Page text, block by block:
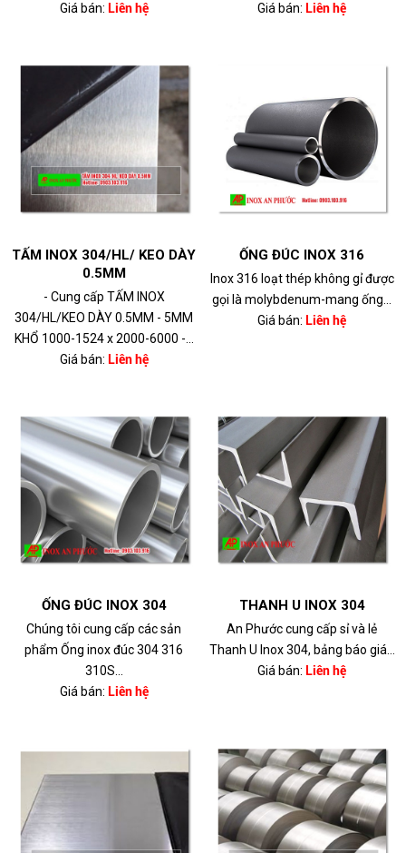
Giá bán: Liên hệ Giá bán: Liên hệ
TẤM INOX 304/HL/ KEO DÀY
0.5MM
- Cung cấp TẤM INOX
304/HL/KEO DÀY 0.5MM - 5MM
KHỔ 1000-1524 x 2000-6000 -...
Giá bán: Liên hệ
ỐNG ĐÚC INOX 316
Inox 316 loạt thép không gỉ được
gọi là molybdenum-mang ống...
Giá bán: Liên hệ
ỐNG ĐÚC INOX 304
Chúng tôi cung cấp các sản
phẩm Ống inox đúc 304 316
310S...
Giá bán: Liên hệ
THANH U INOX 304
An Phước cung cấp sỉ và lẻ
Thanh U Inox 304, bảng báo giá...
Giá bán: Liên hệ